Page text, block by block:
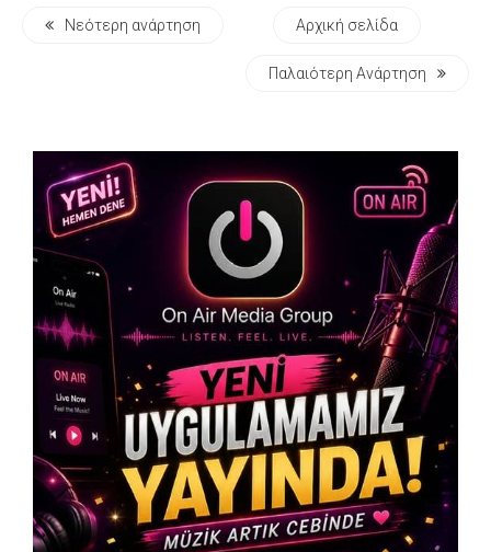
Νεότερη ανάρτηση Αρχική σελίδα
Παλαιότερη Ανάρτηση